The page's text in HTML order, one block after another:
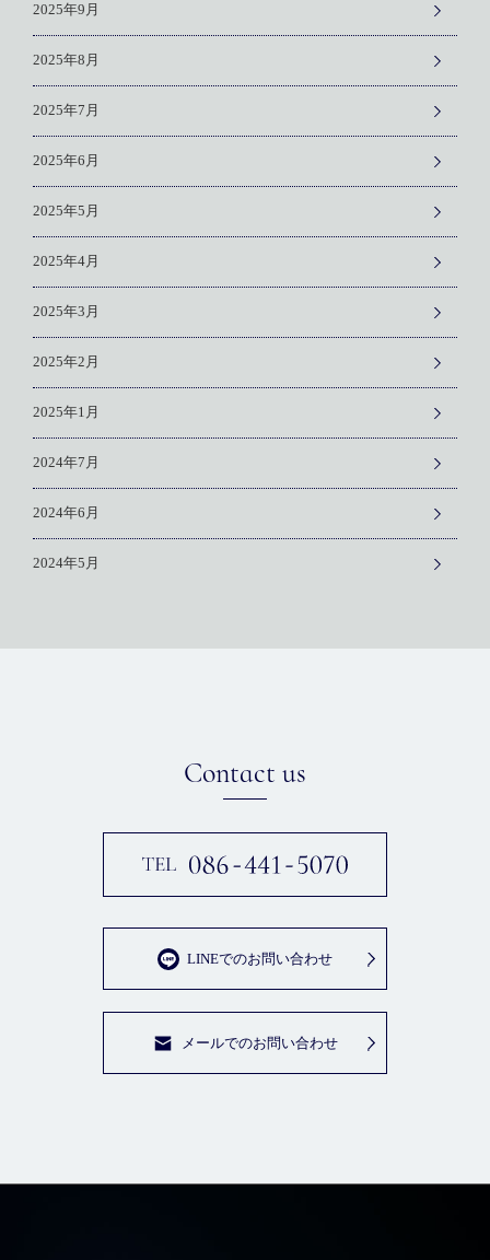
2025年9月
2025年8月
2025年7月
2025年6月
2025年5月
2025年4月
2025年3月
2025年2月
2025年1月
2024年7月
2024年6月
2024年5月
Contact us
LINEでのお問い合わせ
メールでのお問い合わせ